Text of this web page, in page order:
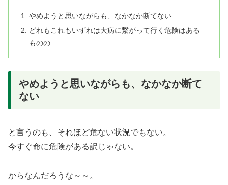
やめようと思いながらも、なかなか断てない
どれもこれもいずれは大病に繋がって行く危険はある
ものの
やめようと思いながらも、なかなか断て
ない
と言うのも、それほど危ない状況でもない。
今すぐ命に危険がある訳じゃない。
からなんだろうな～～。